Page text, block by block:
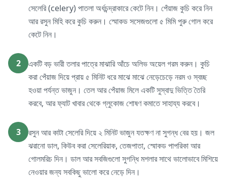
সেলেরি (celery) পাতলা অর্ধচন্দ্রাকারে কেটে নিন। পেঁয়াজ কুচি করে নিন
আর রসুন মিহি করে কুচি করুন। স্মোকড সসেজগুলো ৫ মিমি পুরু গোল করে
কেটে নিন।
2
একটি বড় ভারী তলার পাত্রে মাঝারি আঁচে অলিভ অয়েল গরম করুন। কুচি
করা পেঁয়াজ দিয়ে প্রায় ৫ মিনিট ধরে মাঝে মাঝে নেড়েচেড়ে নরম ও স্বচ্ছ
হওয়া পর্যন্ত ভাজুন। তেল আর পেঁয়াজ মিলে একটি সুস্বাদু ভিত্তি তৈরি
করবে, আর ফ্যাট খাবার থেকে গ্লুকোজ শোষণ কমাতে সাহায্য করবে।
3
রসুন আর কাটা সেলেরি দিয়ে ২ মিনিট ভাজুন যতক্ষণ না সুগন্ধ বের হয়। জল
ঝরানো ডাল, কিউব করা সেলেরিয়াক, তেজপাতা, স্মোকড পাপরিকা আর
গোলমরিচ দিন। ডাল আর সবজিগুলো সুগন্ধি মশলার সাথে ভালোভাবে মিশিয়ে
নেওয়ার জন্য সবকিছু ভালো করে নেড়ে দিন।